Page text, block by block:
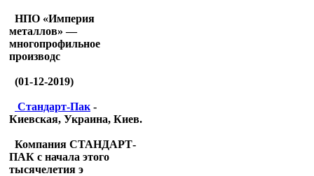
НПО «Империя
металлов» —
многопрофильное
производс
(01-12-2019)
Стандарт-Пак -
Киевская, Украина, Киев.
Компания СТАНДАРТ-
ПАК с начала этого
тысячелетия э